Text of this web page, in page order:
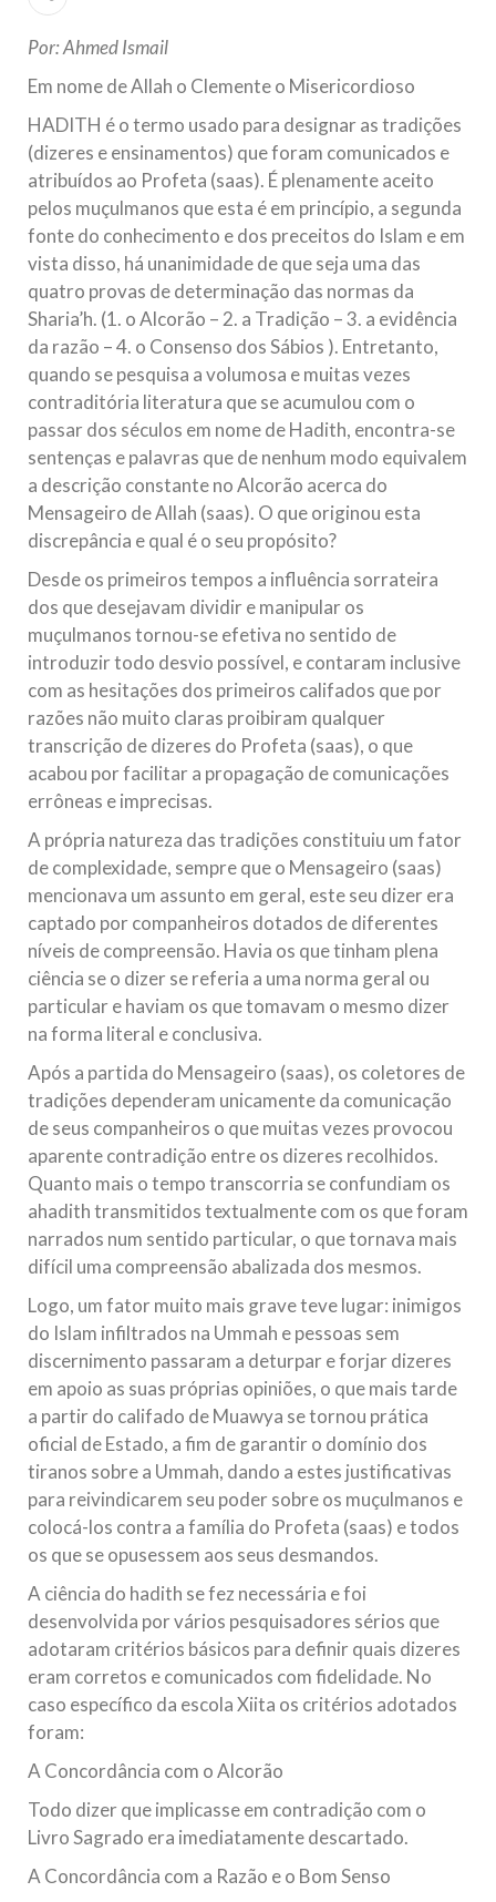
todos os irmãos e irmãs um novo
10 DE NOVEMBRO DE 2013
Falecimento do Imam Ali Ibn Al-Hussein
Em nome de Deus, o Clemente, o Misericordioso! Diante da
data em que relembramos o martírio do quarto Imam dos
muçulmanos, o Imam Ali Ibn Al-Hussein Ibn Ali Ibn Abi Táleb
(A.S.), conhecido por “Zein Al-Ábidin” (Formosura
NOTÍCIAS
3 DE JULHO DE 2014
Centro Islâmico no Brasil recebe o ex-
ministro das Relações Exteriores da
República Islâmica do Irã
Na noite da quinta-feira, 03 de Abril, o Centro Islâmico no
Brasil recebeu em sua sede, em São Paulo, o ex-ministro das
Relações Exteriores da República Islâmica do Irã, Sr. Kamal
Kharrazi, que encontra-se visitando
Por: Ahmed Ismail
Em nome de Allah o Clemente o Misericordioso
HADITH é o termo usado para designar as tradições
(dizeres e ensinamentos) que foram comunicados e
atribuídos ao Profeta (saas). É plenamente aceito
pelos muçulmanos que esta é em princípio, a segunda
fonte do conhecimento e dos preceitos do Islam e em
vista disso, há unanimidade de que seja uma das
quatro provas de determinação das normas da
Sharia’h. (1. o Alcorão – 2. a Tradição – 3. a evidência
da razão – 4. o Consenso dos Sábios ). Entretanto,
quando se pesquisa a volumosa e muitas vezes
contraditória literatura que se acumulou com o
passar dos séculos em nome de Hadith, encontra-se
sentenças e palavras que de nenhum modo equivalem
a descrição constante no Alcorão acerca do
Mensageiro de Allah (saas). O que originou esta
discrepância e qual é o seu propósito?
Desde os primeiros tempos a influência sorrateira
dos que desejavam dividir e manipular os
muçulmanos tornou-se efetiva no sentido de
introduzir todo desvio possível, e contaram inclusive
com as hesitações dos primeiros califados que por
razões não muito claras proibiram qualquer
transcrição de dizeres do Profeta (saas), o que
acabou por facilitar a propagação de comunicações
errôneas e imprecisas.
A própria natureza das tradições constituiu um fator
de complexidade, sempre que o Mensageiro (saas)
mencionava um assunto em geral, este seu dizer era
captado por companheiros dotados de diferentes
níveis de compreensão. Havia os que tinham plena
ciência se o dizer se referia a uma norma geral ou
particular e haviam os que tomavam o mesmo dizer
na forma literal e conclusiva.
Após a partida do Mensageiro (saas), os coletores de
tradições dependeram unicamente da comunicação
de seus companheiros o que muitas vezes provocou
aparente contradição entre os dizeres recolhidos.
Quanto mais o tempo transcorria se confundiam os
ahadith transmitidos textualmente com os que foram
narrados num sentido particular, o que tornava mais
difícil uma compreensão abalizada dos mesmos.
Logo, um fator muito mais grave teve lugar: inimigos
do Islam infiltrados na Ummah e pessoas sem
discernimento passaram a deturpar e forjar dizeres
em apoio as suas próprias opiniões, o que mais tarde
a partir do califado de Muawya se tornou prática
oficial de Estado, a fim de garantir o domínio dos
tiranos sobre a Ummah, dando a estes justificativas
para reivindicarem seu poder sobre os muçulmanos e
colocá-los contra a família do Profeta (saas) e todos
os que se opusessem aos seus desmandos.
A ciência do hadith se fez necessária e foi
desenvolvida por vários pesquisadores sérios que
adotaram critérios básicos para definir quais dizeres
eram corretos e comunicados com fidelidade. No
caso específico da escola Xiita os critérios adotados
foram:
A Concordância com o Alcorão
Todo dizer que implicasse em contradição com o
Livro Sagrado era imediatamente descartado.
A Concordância com a Razão e o Bom Senso